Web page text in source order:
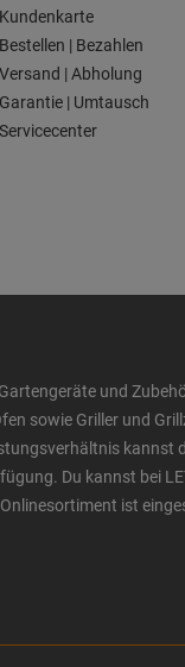
Kundenkarte
Bestellen | Bezahlen
Versand | Abholung
Garantie | Umtausch
Servicecenter
und
sowie Griller und
kannst
Du kannst bei
ist